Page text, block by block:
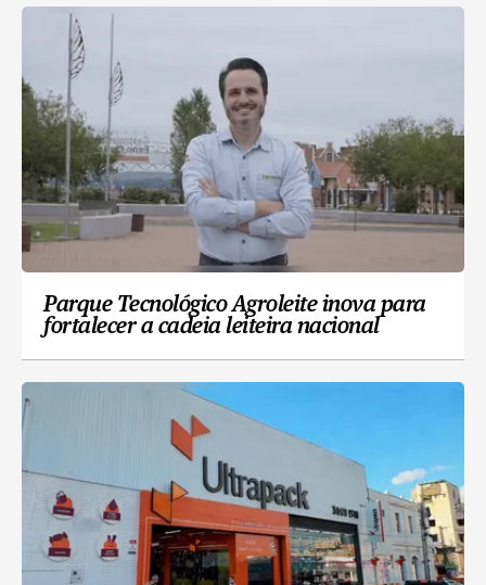
Parque Tecnológico Agroleite inova para
fortalecer a cadeia leiteira nacional